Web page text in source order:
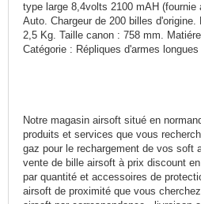
type large 8,4volts 2100 mAH (fournie
Auto. Chargeur de 200 billes
2,5 Kg. Taille canon : 758 mm.
Catégorie : Répliques d'armes
Notre magasin airsoft situé en
produits et services que vous
gaz pour le rechargement de vos soft
vente de bille airsoft à prix discount
par quantité et accessoires de
airsoft de proximité que vous